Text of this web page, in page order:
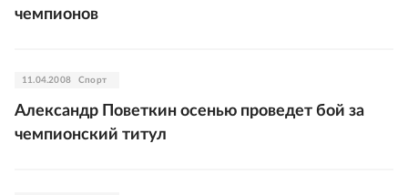
чемпионов
11.04.2008 Спорт
Александр Поветкин осенью проведет бой за
чемпионский титул